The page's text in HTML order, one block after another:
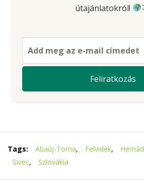
útajánlatokról!
Tags: Abaúj-Torna, Felvidék, Hernád
Sivec, Szlovákia